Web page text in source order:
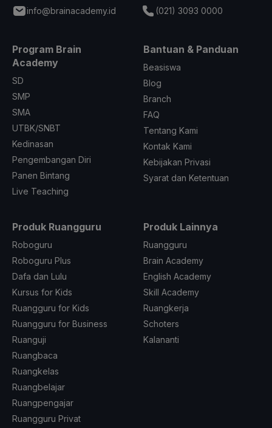
info@brainacademy.id (021) 3093 0000
Program Brain
Academy
SD
SMP
SMA
UTBK/SNBT
Kedinasan
Pengembangan Diri
Panen Bintang
Live Teaching
Bantuan & Panduan
Beasiswa
Blog
Branch
FAQ
Tentang Kami
Kontak Kami
Kebijakan Privasi
Syarat dan Ketentuan
Produk Ruangguru
Roboguru
Roboguru Plus
Dafa dan Lulu
Kursus for Kids
Ruangguru for Kids
Ruangguru for Business
Ruanguji
Ruangbaca
Ruangkelas
Ruangbelajar
Ruangpengajar
Ruangguru Privat
Produk Lainnya
Ruangguru
Brain Academy
English Academy
Skill Academy
Ruangkerja
Schoters
Kalananti